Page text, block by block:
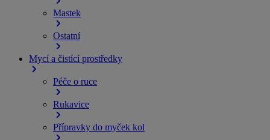
Mastek
Ostatní
Mycí a čistící prostředky
Péče o ruce
Rukavice
Přípravky do myček kol